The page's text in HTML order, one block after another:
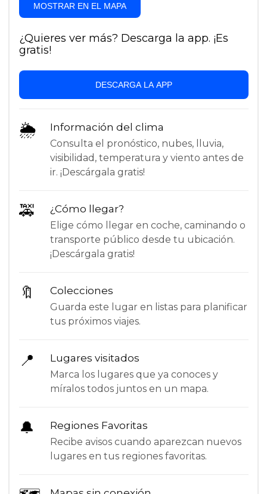
MOSTRAR EN EL MAPA
¿Quieres ver más? Descarga la app. ¡Es
gratis!
DESCARGA LA APP
🌦 Información del clima
Consulta el pronóstico, nubes, lluvia,
visibilidad, temperatura y viento antes de
ir. ¡Descárgala gratis!
🚕 ¿Cómo llegar?
Elige cómo llegar en coche, caminando o
transporte público desde tu ubicación.
¡Descárgala gratis!
🔖 Colecciones
Guarda este lugar en listas para planificar
tus próximos viajes.
📍 Lugares visitados
Marca los lugares que ya conoces y
míralos todos juntos en un mapa.
🔔 Regiones Favoritas
Recibe avisos cuando aparezcan nuevos
lugares en tus regiones favoritas.